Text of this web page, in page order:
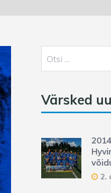
Värsked
2.